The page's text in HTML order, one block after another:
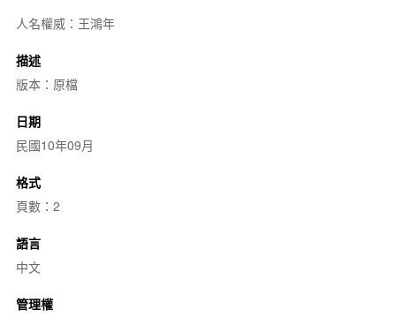
人名權威：王鴻年
描述
版本：原檔
日期
民國10年09月
格式
頁數：2
語言
中文
管理權